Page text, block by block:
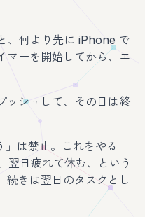
、何より先に iPhone で
マーを開始してから、エ
ッシュして、その日は終
」は禁止。これをやる
翌日疲れて休む、という
続きは翌日のタスクとし